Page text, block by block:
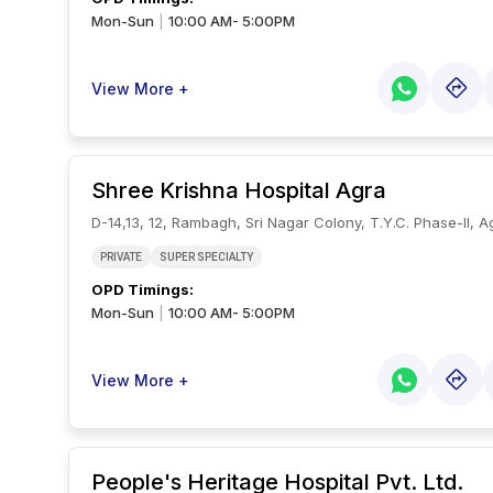
Mon-Sun
10:00 AM- 5:00PM
View More +
Shree Krishna Hospital Agra
D-14,13, 12, Rambagh, Sri Nagar Colony, T.Y.C. Phase-II,
PRIVATE SUPER SPECIALTY
OPD Timings:
Mon-Sun
10:00 AM- 5:00PM
View More +
People's Heritage Hospital Pvt. Ltd.